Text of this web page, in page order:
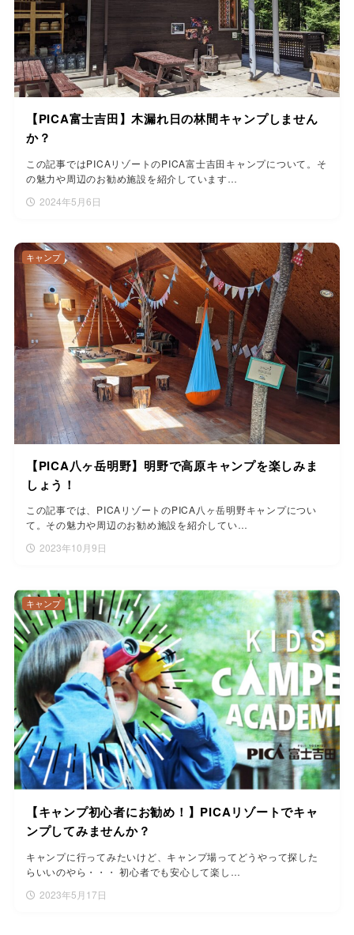
【PICA富士吉田】木漏れ日の林間キャンプしません
か？
この記事ではPICAリゾートのPICA富士吉田キャンプについて。そ
の魅力や周辺のお勧め施設を紹介しています…
2024年5月6日
【PICA八ヶ岳明野】明野で高原キャンプを楽しみま
しょう！
この記事では、PICAリゾートのPICA八ヶ岳明野キャンプについ
て。その魅力や周辺のお勧め施設を紹介してい…
2023年10月9日
キャンプ
【キャンプ初心者にお勧め！】PICAリゾートでキャ
ンプしてみませんか？
キャンプに行ってみたいけど、キャンプ場ってどうやって探した
らいいのやら・・・ 初心者でも安心して楽し…
2023年5月17日
キャンプ